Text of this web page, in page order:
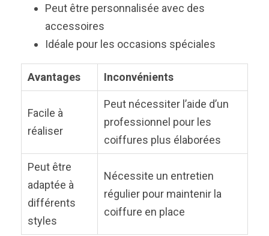
Peut être personnalisée avec des
accessoires
Idéale pour les occasions spéciales
Avantages Inconvénients
Facile à
réaliser
Peut nécessiter l’aide d’un
professionnel pour les
coiffures plus élaborées
Peut être
adaptée à
différents
styles
Nécessite un entretien
régulier pour maintenir la
coiffure en place